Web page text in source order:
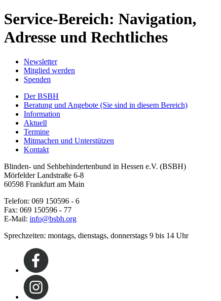
Service-Bereich: Navigation,
Adresse und Rechtliches
Newsletter
Mitglied werden
Spenden
Der BSBH
Beratung und Angebote (Sie sind in diesem Bereich)
Information
Aktuell
Termine
Mitmachen und Unterstützen
Kontakt
Blinden- und Sehbehindertenbund in Hessen e.V. (BSBH)
Mörfelder Landstraße 6-8
60598 Frankfurt am Main
Telefon: 069 150596 - 6
Fax: 069 150596 - 77
E-Mail: info@bsbh.org
Sprechzeiten: montags, dienstags, donnerstags 9 bis 14 Uhr